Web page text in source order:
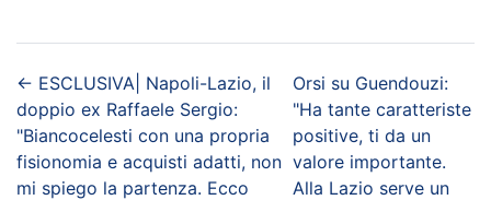
← ESCLUSIVA| Napoli-Lazio, il
doppio ex Raffaele Sergio:
"Biancocelesti con una propria
fisionomia e acquisti adatti, non
mi spiego la partenza. Ecco
Orsi su Guendouzi:
"Ha tante caratteriste
positive, ti da un
valore importante.
Alla Lazio serve un